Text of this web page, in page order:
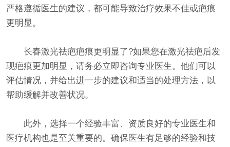
严格遵循医生的建议，都可能导致治疗效果不佳或疤痕
更明显。
长春激光祛疤疤痕更明显了?如果您在激光祛疤后发
现疤痕更加明显，请务必立即咨询专业医生。他们可以
评估情况，并给出进一步的建议和适当的处理方法，以
帮助缓解并改善状况。
此外，选择一个经验丰富、资质良好的专业医生和
医疗机构也是至关重要的。确保医生有足够的经验和技